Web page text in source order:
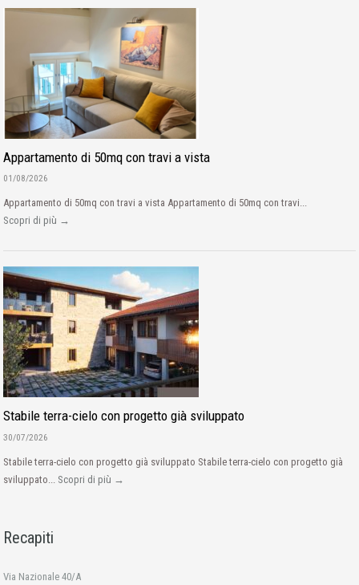
Appartamento di 50mq con travi a vista
01/08/2026
Appartamento di 50mq con travi a vista Appartamento di 50mq con travi...
Scopri di più →
Stabile terra-cielo con progetto già sviluppato
30/07/2026
Stabile terra-cielo con progetto già sviluppato Stabile terra-cielo con progetto già
sviluppato... Scopri di più →
Recapiti
Via Nazionale 40/A